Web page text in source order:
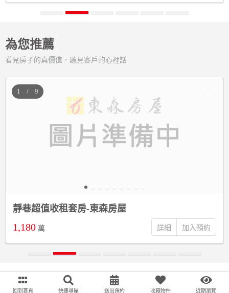
為您推薦
看見房子的真價值．聽見客戶的心裡話
/
靜巷超值收租套房-東森房屋
1,180 萬 詳細
回到首頁 快速尋屋 送出預約 收藏物件 近期瀏覽